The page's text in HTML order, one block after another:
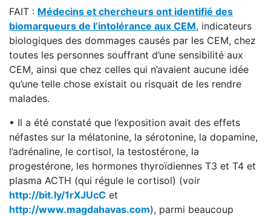
FAIT : Médecins et chercheurs ont identifié des
biomarqueurs de l’intolérance aux CEM, indicateurs
biologiques des dommages causés par les CEM, chez
toutes les personnes souffrant d’une sensibilité aux
CEM, ainsi que chez celles qui n’avaient aucune idée
qu’une telle chose existait ou risquait de les rendre
malades.
• Il a été constaté que l’exposition avait des effets
néfastes sur la mélatonine, la sérotonine, la dopamine,
l’adrénaline, le cortisol, la testostérone, la
progestérone, les hormones thyroïdiennes T3 et T4 et
plasma ACTH (qui régule le cortisol) (voir
http://bit.ly/1rXJUcC et
http://www.magdahavas.com), parmi beaucoup